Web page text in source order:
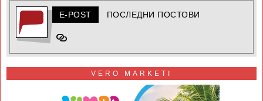
E-POST ПОСЛЕДНИ ПОСТОВИ
VERO MARKETI